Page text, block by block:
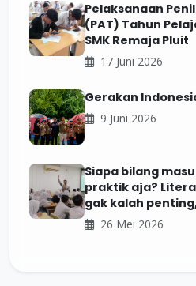
Pelaksanaan
(PAT) Tahun
SMK Remaja Pluit
17 Juni 2026
Gerakan
9 Juni 2026
Siapa bilang
praktik aja?
gak kalah
26 Mei 2026